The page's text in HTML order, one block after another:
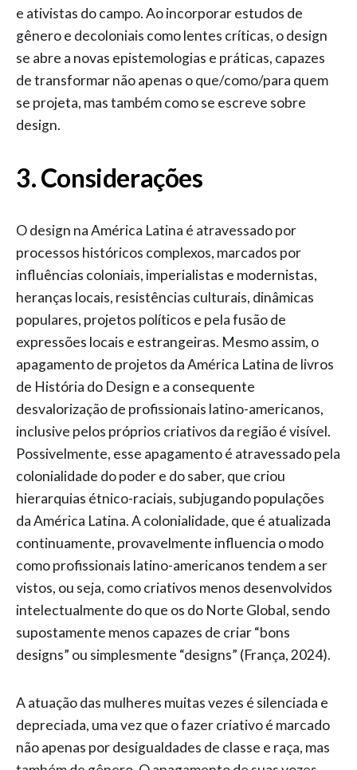
e ativistas do campo. Ao incorporar estudos de
gênero e decoloniais como lentes críticas, o design
se abre a novas epistemologias e práticas, capazes
de transformar não apenas o que/como/para quem
se projeta, mas também como se escreve sobre
design.
3. Considerações
O design na América Latina é atravessado por
processos históricos complexos, marcados por
influências coloniais, imperialistas e modernistas,
heranças locais, resistências culturais, dinâmicas
populares, projetos políticos e pela fusão de
expressões locais e estrangeiras. Mesmo assim, o
apagamento de projetos da América Latina de livros
de História do Design e a consequente
desvalorização de profissionais latino-americanos,
inclusive pelos próprios criativos da região é visível.
Possivelmente, esse apagamento é atravessado pela
colonialidade do poder e do saber, que criou
hierarquias étnico-raciais, subjugando populações
da América Latina. A colonialidade, que é atualizada
continuamente, provavelmente influencia o modo
como profissionais latino-americanos tendem a ser
vistos, ou seja, como criativos menos desenvolvidos
intelectualmente do que os do Norte Global, sendo
supostamente menos capazes de criar “bons
designs” ou simplesmente “designs” (França, 2024).
A atuação das mulheres muitas vezes é silenciada e
depreciada, uma vez que o fazer criativo é marcado
não apenas por desigualdades de classe e raça, mas